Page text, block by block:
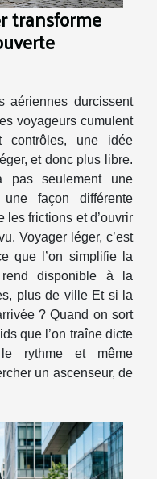
transforme
aériennes durcissent
voyageurs cumulent
contrôles, une idée
et donc plus libre.
pas seulement une
façon différente
les frictions et d’ouvrir
Voyager léger, c’est
que l’on simplifie la
disponible à la
plus de ville Et si la
? Quand on sort
que l’on traîne dicte
le rythme et même
un ascenseur, de